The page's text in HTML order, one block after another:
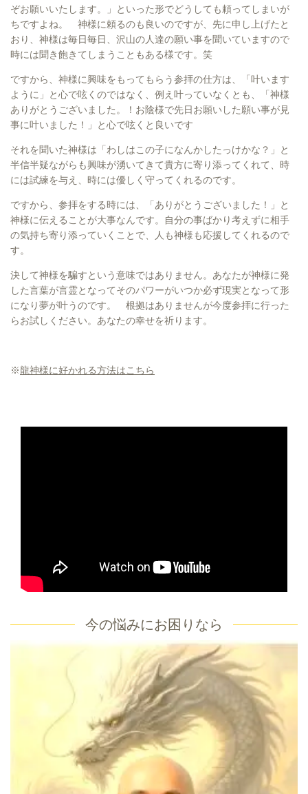
ぞお願いいたします。」といった形でどうしても頼ってしまいが
ちですよね。 神様に頼るのも良いのですが、先に申し上げたと
おり、神様は毎日毎日、沢山の人達の願い事を聞いていますので
時には聞き飽きてしまうこともある様です。笑
ですから、神様に興味をもってもらう参拝の仕方は、「叶います
ように」と心で呟くのではなく、例え叶っていなくとも、「神様
ありがとうございました。！お陰様で先日お願いした願い事が見
事に叶いました！」と心で呟くと良いです
それを聞いた神様は「わしはこの子になんかしたっけかな？」と
半信半疑ながらも興味が湧いてきて貴方に寄り添ってくれて、時
には試練を与え、時には優しく守ってくれるのです。
ですから、参拝をする時には、「ありがとうございました！」と
神様に伝えることが大事なんです。
自分の事ばかり考えずに相手
の気持ち寄り添っていくことで、人も神様も応援してくれるので
す。
決して神様を騙すという意味ではありません。あなたが神様に発
した言葉が言霊となってそのパワーがいつか必ず現実となって形
になり夢が叶うのです。 根拠はありませんが今度参拝に行った
らお試しください。あなたの幸せを祈ります。
※龍神様に好かれる方法はこちら
今の悩みにお困りなら